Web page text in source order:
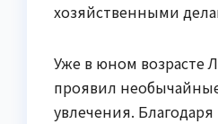
хозяйственными
Уже в юном возрасте
проявил
увлечения. Благодаря